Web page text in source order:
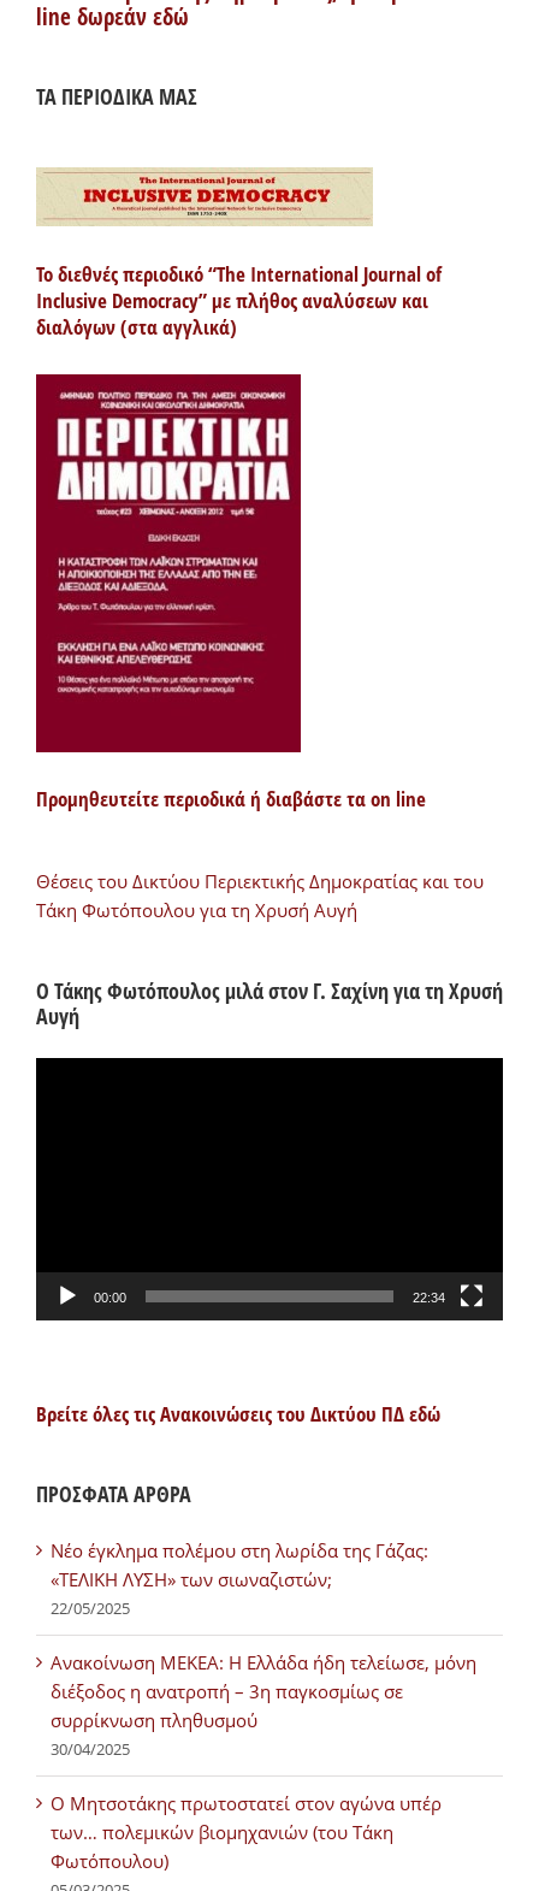
line δωρεάν εδώ
ΤΑ ΠΕΡΙΟΔΙΚΑ ΜΑΣ
Το διεθνές περιοδικό “The International Journal of
Inclusive Democracy” με πλήθος αναλύσεων και
διαλόγων (στα αγγλικά)
Προμηθευτείτε περιοδικά ή διαβάστε τα on line
Θέσεις του Δικτύου Περιεκτικής Δημοκρατίας και του
Τάκη Φωτόπουλου για τη Χρυσή Αυγή
Ο Τάκης Φωτόπουλος μιλά στον Γ. Σαχίνη για τη Χρυσή
Αυγή
00:00 22:34
Βρείτε όλες τις Ανακοινώσεις του Δικτύου ΠΔ εδώ
ΠΡΟΣΦΑΤΑ ΑΡΘΡΑ
Νέο έγκλημα πολέμου στη λωρίδα της Γάζας:
«ΤΕΛΙΚΗ ΛΥΣΗ» των σιωναζιστών;
22/05/2025
Ανακοίνωση ΜΕΚΕΑ: Η Ελλάδα ήδη τελείωσε, μόνη
διέξοδος η ανατροπή – 3η παγκοσμίως σε
συρρίκνωση πληθυσμού
30/04/2025
Ο Μητσοτάκης πρωτοστατεί στον αγώνα υπέρ
των… πολεμικών βιομηχανιών (του Τάκη
Φωτόπουλου)